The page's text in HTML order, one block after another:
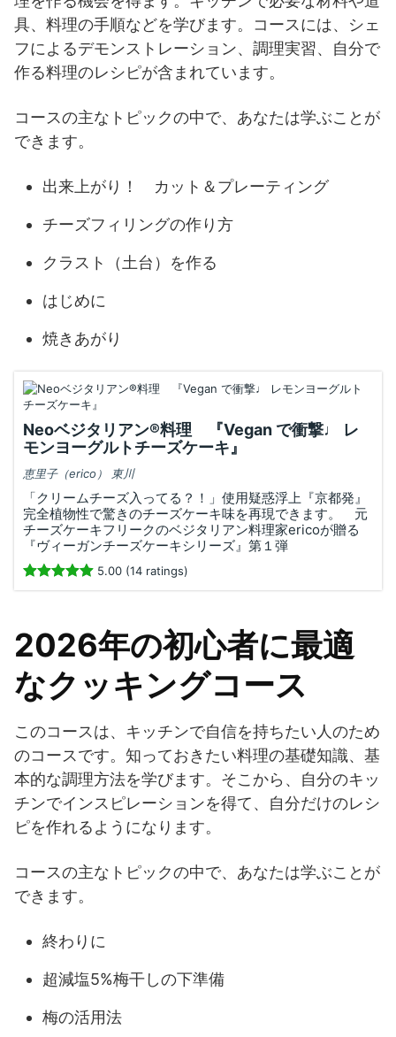
具、料理の手順などを学びます。コースには、シェ
フによるデモンストレーション、調理実習、自分で
作る料理のレシピが含まれています。
コースの主なトピックの中で、あなたは学ぶことが
できます。
出来上がり！ カット＆プレーティング
チーズフィリングの作り方
クラスト（土台）を作る
はじめに
焼きあがり
Neoベジタリアン®️料理 『Vegan で衝撃♩ レ
モンヨーグルトチーズケーキ』
恵里子（erico） 東川
「クリームチーズ入ってる？！」使用疑惑浮上『京都発』
完全植物性で驚きのチーズケーキ味を再現できます。 元
チーズケーキフリークのベジタリアン料理家ericoが贈る
『ヴィーガンチーズケーキシリーズ』第１弾
5.00 (14 ratings)
2026年の初心者に最適
なクッキングコース
このコースは、キッチンで自信を持ちたい人のため
のコースです。知っておきたい料理の基礎知識、基
本的な調理方法を学びます。そこから、自分のキッ
チンでインスピレーションを得て、自分だけのレシ
ピを作れるようになります。
コースの主なトピックの中で、あなたは学ぶことが
できます。
終わりに
超減塩5%梅干しの下準備
梅の活用法